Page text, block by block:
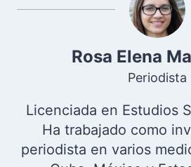
Rosa Elena
Periodista
Licenciada en Estudios
Ha trabajado como
periodista en varios